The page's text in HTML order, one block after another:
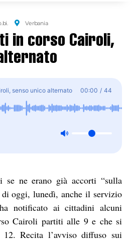
Verbania
in corso Cairoli,
senso unico alternato 00:00 / 44
se ne erano già accorti “sulla
di oggi, lunedì, anche il servizio
notificato ai cittadini alcuni
Cairoli partiti alle 9 e che si
Recita l’avviso diffuso sui